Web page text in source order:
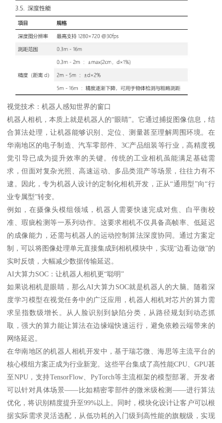
视觉技术：机器人感知世界的窗口
机器人相机，本质上就是机器人的“眼睛”。它通过捕捉图像信息，结
合算法处理，让机器能够识别、定位、测量甚至理解周围环境。在
华南地区的电子制造、汽车零部件、3C产品组装等行业，高精度视
觉引导已成为提升效率的关键。传统的工业相机虽能满足基础需
求，但面对复杂光照、高速运动、多品类混产等场景，往往力有不
逮。因此，专为机器人设计的定制化相机开发，正从“通用型”向“行
业专属型”转变。
例如，在摄像头模组领域，机器人需要快速完成对焦、白平衡校
准、瑕疵检测等一系列动作。这要求相机不仅具备高帧率、低延迟
的成像能力，还需与机器人的运动控制算法深度协同。通过方案定
制，可以将图像处理单元直接集成到相机模块中，实现“边看边做”的
实时反馈，大幅减少数据传输延迟。
AI大算力SOC：让机器人相机更“聪明”
如果说相机是眼睛，那么AI大算力SOC就是机器人的大脑。随着深
度学习模型在视觉任务中的广泛应用，机器人相机对芯片的算力需
求呈指数级增长。从人脸识别到缺陷分类，从路径规划到动态抓
取，强大的算力能让算法在边缘端快速运行，避免依赖云端带来的
网络延迟。
在华南地区的机器人相机开发中，基于瑞芯微、海思等主流平台的
核心模组方案正成为行业新宠。这些平台集成了高性能CPU、GPU甚
至NPU，支持TensorFlow、PyTorch等主流框架的模型部署。开发者
可以针对具体场景——比如精密零部件的微米级检测——进行算法
优化，将识别精度提升至99%以上。同时，模块化设计让客户可以根
据实际需求灵活选配，从低功耗的入门级到高性能的旗舰级，实现